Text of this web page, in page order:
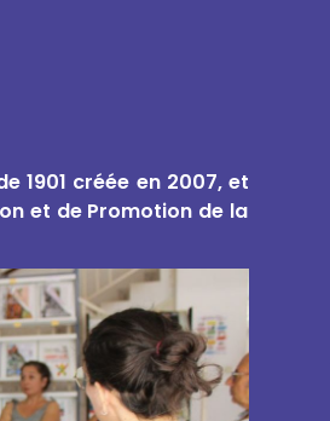
1901 créée en 2007, et
et de Promotion de la